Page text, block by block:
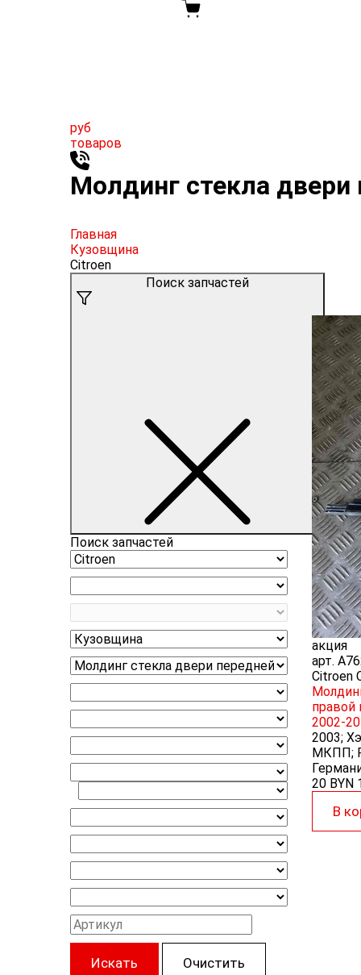
руб
товаров
Молдинг стекла
Главная
Кузовщина
Citroen
Поиск запчастей
Поиск запчастей
Искать Очистить
акция
арт.
Citroen
правой
2002-
2003;
МКПП;
20 BYN
В